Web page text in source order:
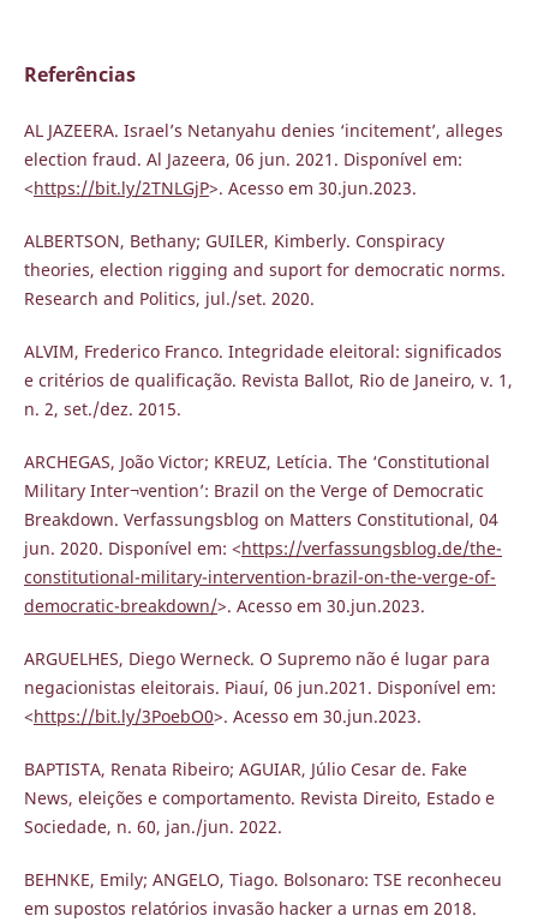
Referências
AL JAZEERA. Israel’s Netanyahu denies ‘incitement’, alleges
election fraud. Al Jazeera, 06 jun. 2021. Disponível em:
<https://bit.ly/2TNLGjP>. Acesso em 30.jun.2023.
ALBERTSON, Bethany; GUILER, Kimberly. Conspiracy
theories, election rigging and suport for democratic norms.
Research and Politics, jul./set. 2020.
ALVIM, Frederico Franco. Integridade eleitoral: significados
e critérios de qualificação. Revista Ballot, Rio de Janeiro, v. 1,
n. 2, set./dez. 2015.
ARCHEGAS, João Victor; KREUZ, Letícia. The ‘Constitutional
Military Inter¬vention’: Brazil on the Verge of Democratic
Breakdown. Verfassungsblog on Matters Constitutional, 04
jun. 2020. Disponível em: <https://verfassungsblog.de/the-
constitutional-military-intervention-brazil-on-the-verge-of-
democratic-breakdown/>. Acesso em 30.jun.2023.
ARGUELHES, Diego Werneck. O Supremo não é lugar para
negacionistas eleitorais. Piauí, 06 jun.2021. Disponível em:
<https://bit.ly/3PoebO0>. Acesso em 30.jun.2023.
BAPTISTA, Renata Ribeiro; AGUIAR, Júlio Cesar de. Fake
News, eleições e comportamento. Revista Direito, Estado e
Sociedade, n. 60, jan./jun. 2022.
BEHNKE, Emily; ANGELO, Tiago. Bolsonaro: TSE reconheceu
em supostos relatórios invasão hacker a urnas em 2018.